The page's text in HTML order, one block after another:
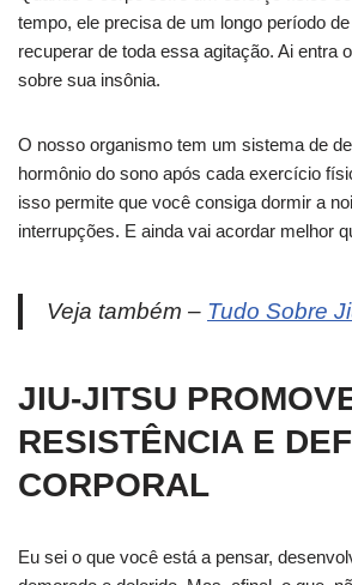
tempo, ele precisa de um longo período
recuperar de toda essa agitação. Ai entra
sobre sua insônia.
O nosso organismo tem um sistema de
hormônio do sono após cada exercício
isso permite que você consiga dormir a
interrupções. E ainda vai acordar melhor
Veja também – Tudo Sobre
JIU-JITSU
RESISTÊNCIA E
CORPORAL
Eu sei o que você está a pensar,